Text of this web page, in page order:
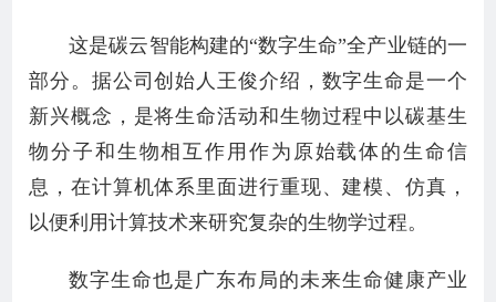
这是碳云智能构建的“数字生命”全产业链的一
部分。据公司创始人王俊介绍，数字生命是一个
新兴概念，是将生命活动和生物过程中以碳基生
物分子和生物相互作用作为原始载体的生命信
息，在计算机体系里面进行重现、建模、仿真，
以便利用计算技术来研究复杂的生物学过程。
数字生命也是广东布局的未来生命健康产业